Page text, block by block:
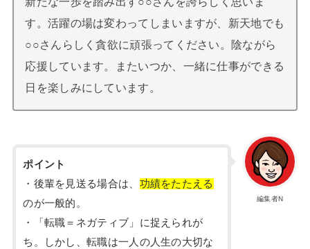
す。活躍の場は変わってしまいますが、新天地でも
○○さんらしく貪欲に頑張ってください。陰ながら
応援しています。またいつか、一緒に仕事ができる
日を楽しみにしています。
編集者N
ポイント
・後輩を見送る場合は、 功績をたたえる
のが一般的。
・「転職＝ネガティブ」に捉えられが
ち。しかし、転職は一人の人生の大切な